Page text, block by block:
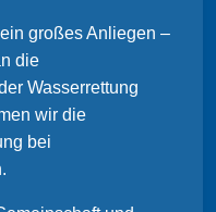
großes Anliegen –
die
Wasserrettung
wir die
bei